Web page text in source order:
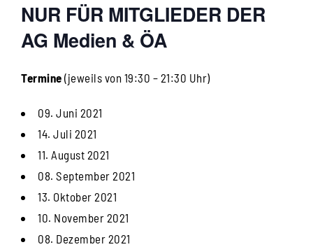
NUR FÜR MITGLIEDER DER
AG Medien & ÖA
Termine (jeweils von 19:30 – 21:30 Uhr)
09. Juni 2021
14. Juli 2021
11. August 2021
08. September 2021
13. Oktober 2021
10. November 2021
08. Dezember 2021